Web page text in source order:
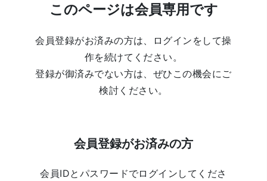
このページは会員専用です
会員登録がお済みの方は、ログインをして操
作を続けてください。
登録が御済みでない方は、ぜひこの機会にご
検討ください。
会員登録がお済みの方
会員IDとパスワードでログインしてくださ